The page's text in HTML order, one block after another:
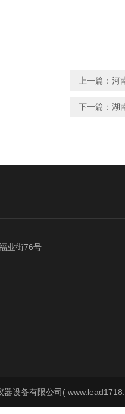
上一篇： 河
下一篇： 湖
业街76号
器设备有限公司(